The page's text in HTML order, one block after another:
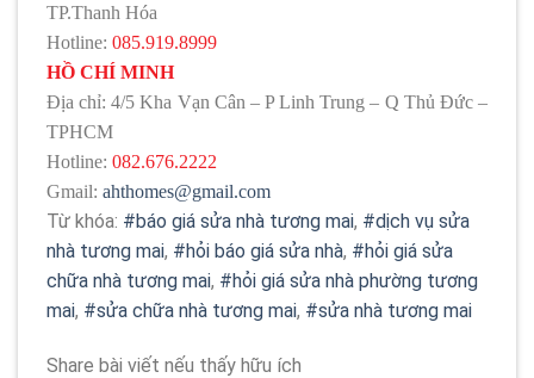
TP.Thanh Hóa
Hotline: 085.919.8999
HỒ CHÍ MINH
Địa chỉ: 4/5 Kha Vạn Cân – P Linh Trung – Q Thủ Đức –
TPHCM
Hotline: 082.676.2222
Gmail: ahthomes@gmail.com
Từ khóa: #báo giá sửa nhà tương mai, #dịch vụ sửa
nhà tương mai, #hỏi báo giá sửa nhà, #hỏi giá sửa
chữa nhà tương mai, #hỏi giá sửa nhà phường tương
mai, #sửa chữa nhà tương mai, #sửa nhà tương mai
Share bài viết nếu thấy hữu ích